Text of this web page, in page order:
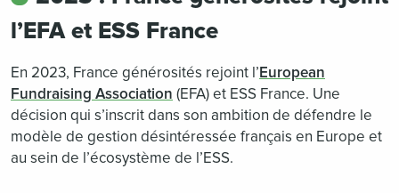
l’EFA et ESS France
En 2023, France générosités rejoint l’European
Fundraising Association (EFA) et ESS France. Une
décision qui s’inscrit dans son ambition de défendre le
modèle de gestion désintéressée français en Europe et
au sein de l’écosystème de l’ESS.